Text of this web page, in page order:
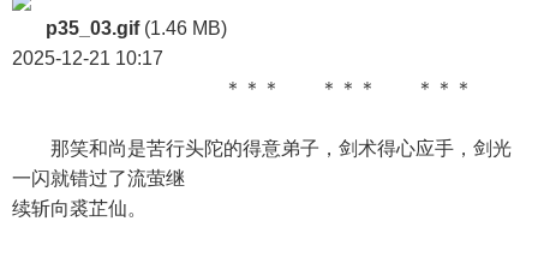
p35_03.gif(1.46 MB)
2025-12-21 10:17
＊＊＊ ＊＊＊ ＊＊＊
那笑和尚是苦行头陀的得意弟子，剑术得心应手，剑光
一闪就错过了流萤继
续斩向裘芷仙。